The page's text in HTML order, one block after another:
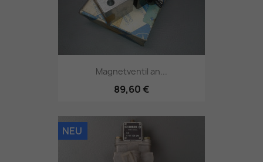
Magnetventil an...
89,60 €
NEU